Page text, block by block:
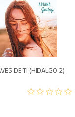
DE TI (HIDALGO 2)
Agotado